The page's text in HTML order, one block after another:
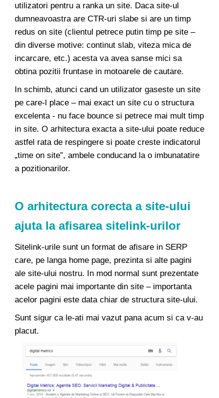
utilizatori pentru a ranka un site. Daca site-ul
dumneavoastra are CTR-uri slabe si are un timp
redus on site (clientul petrece putin timp pe site –
din diverse motive: continut slab, viteza mica de
incarcare, etc.) acesta va avea sanse mici sa
obtina pozitii fruntase in motoarele de cautare.
In schimb, atunci cand un utilizator gaseste un site
pe care-l place – mai exact un site cu o structura
excelenta - nu face bounce si petrece mai mult timp
in site. O arhitectura exacta a site-ului poate reduce
astfel rata de respingere si poate creste indicatorul
„time on site”, ambele conducand la o imbunatatire
a pozitionarilor.
O arhitectura corecta a site-ului
ajuta la afisarea sitelink-urilor
Sitelink-urile sunt un format de afisare in SERP
care, pe langa home page, prezinta si alte pagini
ale site-ului nostru. In mod normal sunt prezentate
acele pagini mai importante din site – importanta
acelor pagini este data chiar de structura site-ului.
Sunt sigur ca le-ati mai vazut pana acum si ca v-au
placut.